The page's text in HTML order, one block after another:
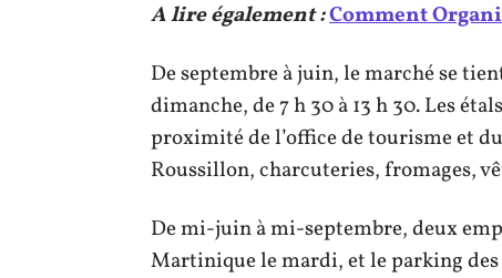
A lire également :Comment
De septembre à juin, le marché se
dimanche, de 7 h 30 à 13 h 30. Les
proximité de l’office de tourisme et
Roussillon, charcuteries, fromages,
De mi-juin à mi-septembre, deux
Martinique le mardi, et le parking